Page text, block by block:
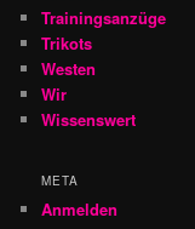
Trainingsanzüge
Trikots
Westen
Wir
Wissenswert
META
Anmelden